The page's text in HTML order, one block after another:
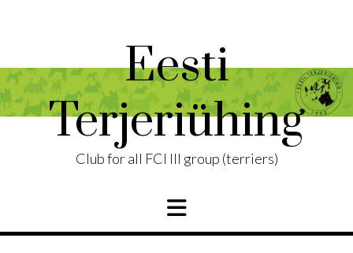
Eesti
Terjeriühing
Club for all FCI III group (terriers)